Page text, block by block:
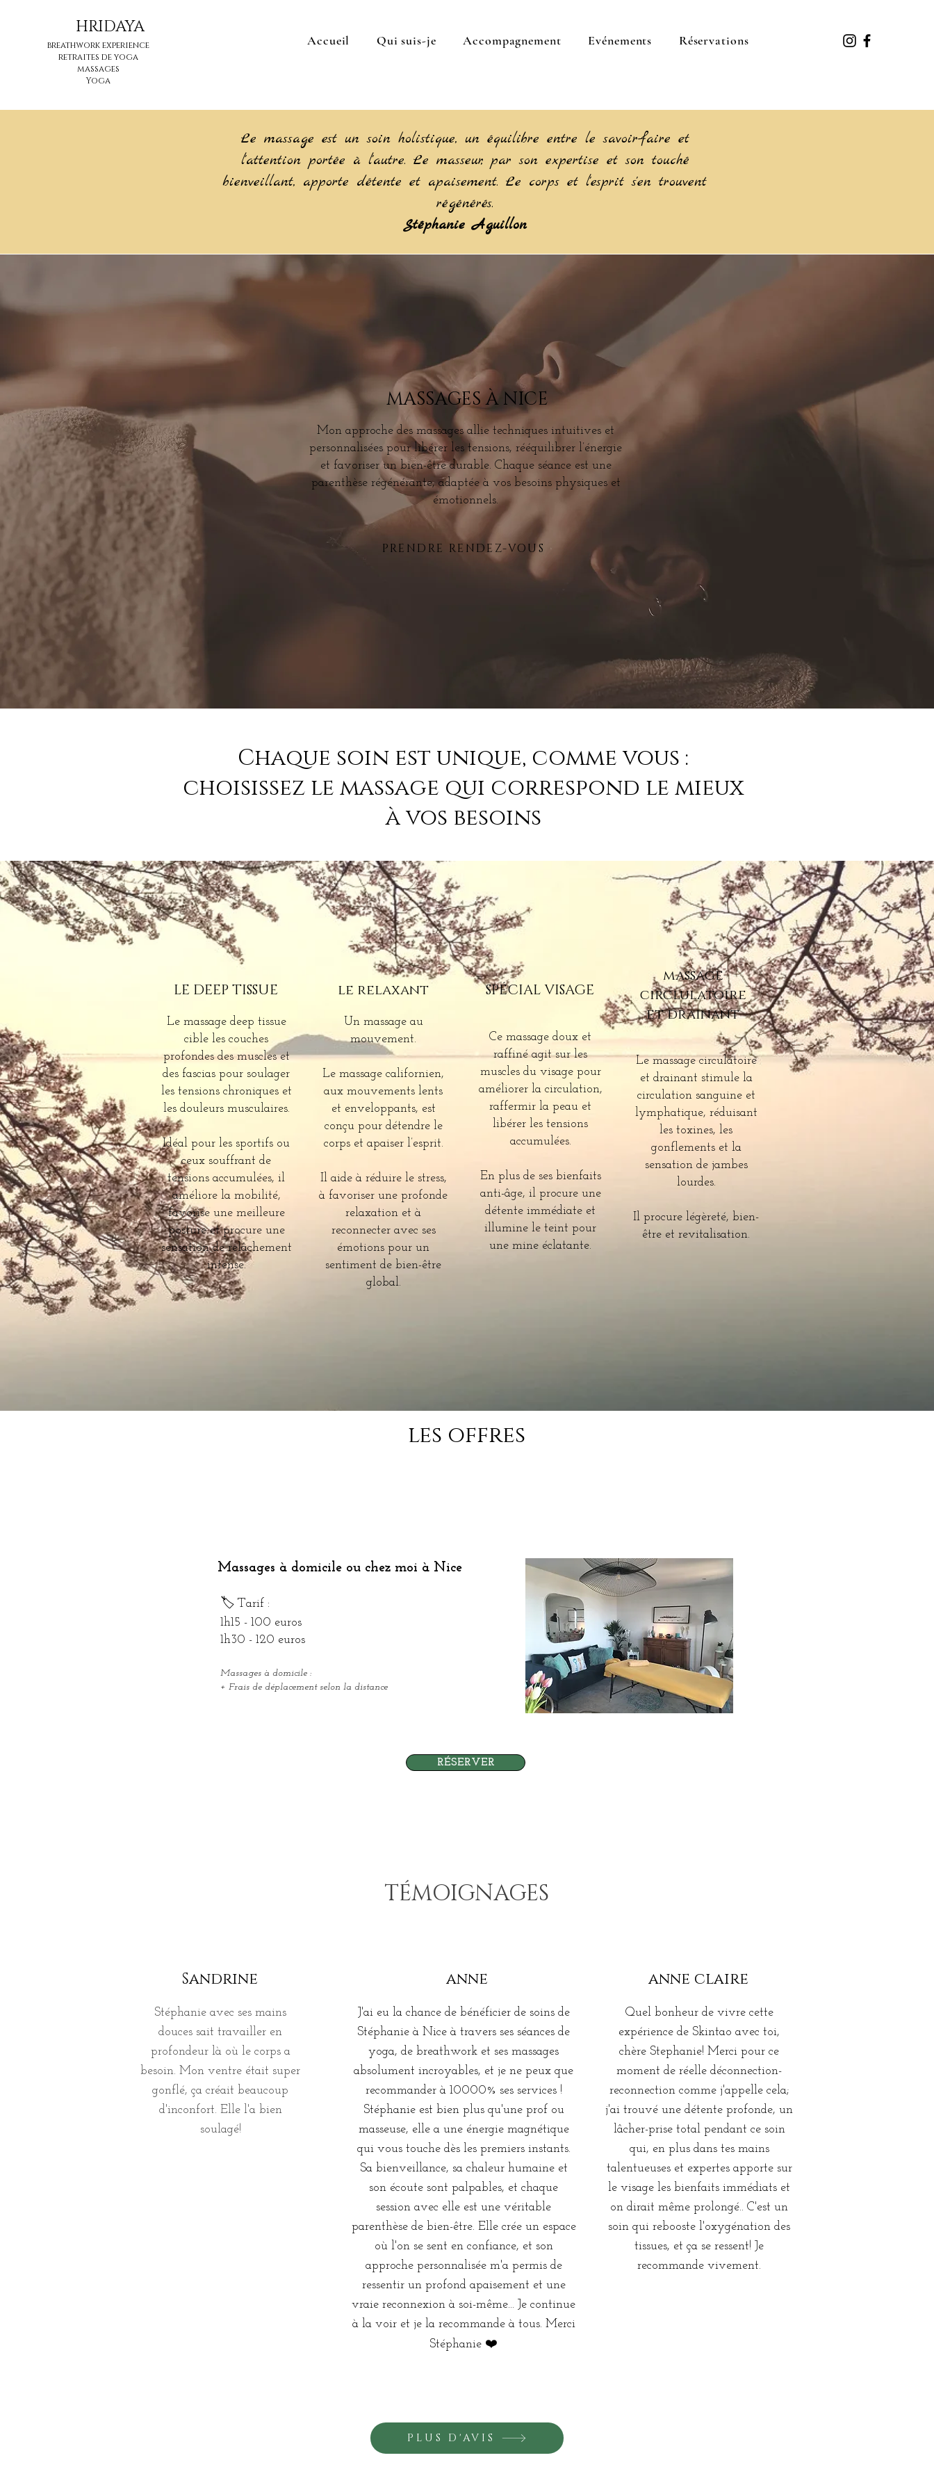
HRIDAYA
breathwork experience
retraites de yoga
massages
Yoga
Accueil Qui suis-je Accompagnement Evénements Réservations
Le massage est un soin holistique, un équilibre entre le savoir-faire et
l'attention portée à l'autre. Le masseur, par son expertise et son touché
bienveillant, apporte détente et apaisement. Le corps et l'esprit s'en trouvent
régénérés.
Stéphanie Aguillon
MASSAGES À NICE
Mon approche des massages allie techniques intuitives et
personnalisées pour libérer les tensions, rééquilibrer l’énergie
et favoriser un bien-être durable. Chaque séance est une
parenthèse régénérante, adaptée à vos besoins physiques et
émotionnels.
PRENDRE RENDEZ-VOUS
Chaque soin est unique, comme vous :
choisissez le massage qui correspond le mieux
à vos besoins
LE DEEP TISSUE
Le massage deep tissue
cible les couches
profondes des muscles et
des fascias pour soulager
les tensions chroniques et
les douleurs musculaires.
Idéal pour les sportifs ou
ceux souffrant de
tensions accumulées, il
améliore la mobilité,
favorise une meilleure
posture et procure une
sensation de relâchement
intense.
le relaxant
Un massage au
mouvement.
Le massage californien,
aux mouvements lents
et enveloppants, est
conçu pour détendre le
corps et apaiser l’esprit.
Il aide à réduire le stress,
à favoriser une profonde
relaxation et à
reconnecter avec ses
émotions pour un
sentiment de bien-être
global.
SPÉCIAL VISAGE
Ce massage doux et
raffiné agit sur les
muscles du visage pour
améliorer la circulation,
raffermir la peau et
libérer les tensions
accumulées.
En plus de ses bienfaits
anti-âge, il procure une
détente immédiate et
illumine le teint pour
une mine éclatante.
massage
circlulatoire
et drainant
Le massage circulatoire
et drainant stimule la
circulation sanguine et
lymphatique, réduisant
les toxines, les
gonflements et la
sensation de jambes
lourdes.
Il procure légèreté, bien-
être et revitalisation.
les offres
Massages à domicile ou chez moi à Nice
🏷️ Tarif :
1h15 - 100 euros
1h30 - 120 euros
Massages à domicile :
+ Frais de déplacement selon la distance
RÉSERVER
TÉMOIGNAGES
Sandrine
Stéphanie avec ses mains
douces sait travailler en
profondeur là où le corps a
besoin. Mon ventre était super
gonflé, ça créait beaucoup
d'inconfort. Elle l'a bien
soulagé!
anne
J'ai eu la chance de bénéficier de soins de
Stéphanie à Nice à travers ses séances de
yoga, de breathwork et ses massages
absolument incroyables, et je ne peux que
recommander à 10000% ses services !
Stéphanie est bien plus qu'une prof ou
masseuse, elle a une énergie magnétique
qui vous touche dès les premiers instants.
Sa bienveillance, sa chaleur humaine et
son écoute sont palpables, et chaque
session avec elle est une véritable
parenthèse de bien-être. Elle crée un espace
où l'on se sent en confiance, et son
approche personnalisée m'a permis de
ressentir un profond apaisement et une
vraie reconnexion à soi-même... Je continue
à la voir et je la recommande à tous. Merci
Stéphanie ❤️
anne claire
massage
Quel bonheur de vivre cette
expérience de Skintao avec toi,
chère Stephanie! Merci pour ce
moment de réelle déconnection-
reconnection comme j'appelle cela;
j'ai trouvé une détente profonde, un
lâcher-prise total pendant ce soin
qui, en plus dans tes mains
talentueuses et expertes apporte sur
le visage les bienfaits immédiats et
on dirait même prolongé.. C'est un
soin qui rebooste l'oxygénation des
tissues, et ça se ressent! Je
recommande vivement.
PLUS D'AVIS